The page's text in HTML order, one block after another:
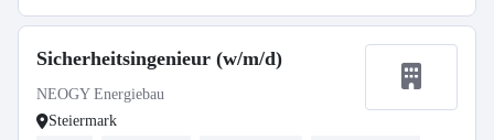
Sicherheitsingenieur (w/m/d)
NEOGY Energiebau
Steiermark